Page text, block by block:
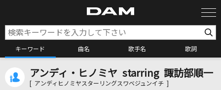
キーワード 曲名 歌手名 歌詞
カラオケ検索
アンディ・ヒノミヤ starring 諏訪部順一
[ アンディヒノミヤスターリングスワベジュンイチ ]